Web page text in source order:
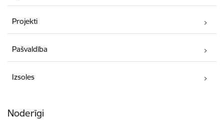
Projekti
Pašvaldība
Izsoles
Noderīgi